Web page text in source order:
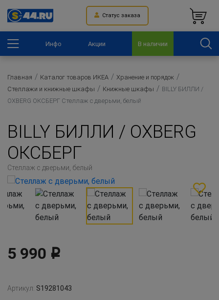
Статус заказа
Инфо Акции В наличии
Главная Каталог товаров ИКЕА
Хранение и порядок
Стеллажи и книжные шкафы
Книжные шкафы
BILLY БИЛЛИ /
OXBERG ОКСБЕРГ Стеллаж с дверьми, белый
BILLY БИЛЛИ / OXBERG
ОКСБЕРГ
Стеллаж с дверьми, белый
5 990 Р
Артикул: S19281043